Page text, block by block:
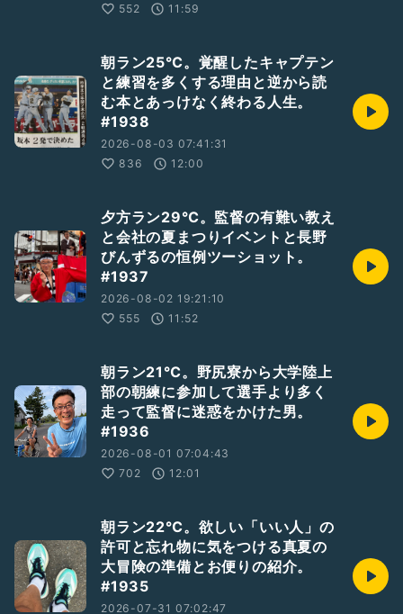
552
11:59
朝ラン25℃。覚醒したキャプテン
と練習を多くする理由と逆から読
む本とあっけなく終わる人生。
#1938
2026-08-03 07:41:31
836
12:00
夕方ラン29℃。監督の有難い教え
と会社の夏まつりイベントと長野
びんずるの恒例ツーショット。
#1937
2026-08-02 19:21:10
555
11:52
朝ラン21℃。野尻寮から大学陸上
部の朝練に参加して選手より多く
走って監督に迷惑をかけた男。
#1936
2026-08-01 07:04:43
702
12:01
朝ラン22℃。欲しい「いい人」の
許可と忘れ物に気をつける真夏の
大冒険の準備とお便りの紹介。
#1935
2026-07-31 07:02:47